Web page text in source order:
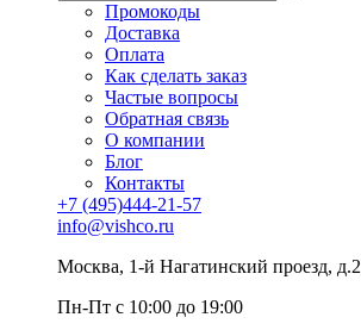
Промокоды
Доставка
Оплата
Как сделать заказ
Частые вопросы
Обратная связь
О компании
Блог
Контакты
+7 (495)444-21-57
info@vishco.ru
Москва, 1-й Нагатинский проезд, д.2
Пн-Пт с 10:00 до 19:00